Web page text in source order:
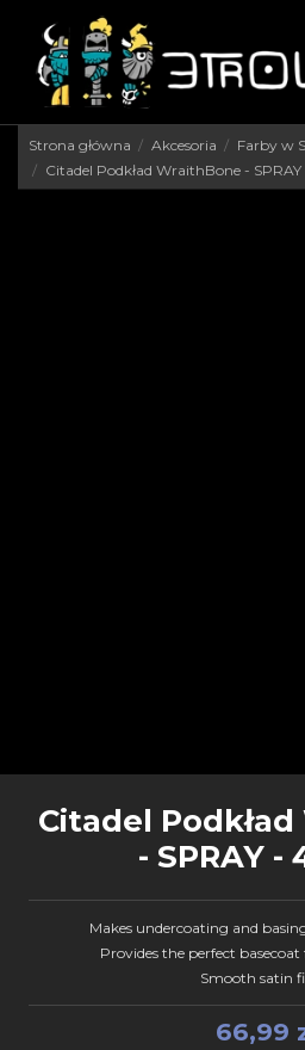
Strona główna Akcesoria Farby w
Citadel Podkład WraithBone -
Citadel
- SPRAY -
Makes undercoating and
Provides the perfect
Smooth satin
66,99